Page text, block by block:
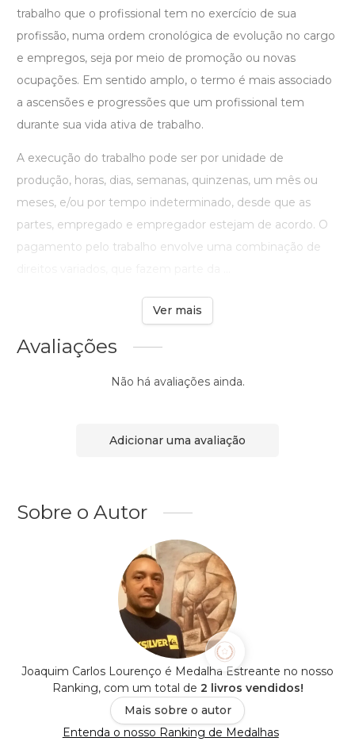
trabalho que o profissional tem no exercício de sua
profissão, numa ordem cronológica de evolução no cargo
e empregos, seja por meio de promoção ou novas
ocupações. Em sentido amplo, o termo é mais associado
a ascensões e progressões que um profissional tem
durante sua vida ativa de trabalho.
A execução do trabalho pode ser por unidade de
produção, horas, dias, semanas, quinzenas, um mês ou
meses, e/ou por tempo indeterminado, desde que as
partes, empregado e empregador estejam de acordo. O
pagamento pelo trabalho envolve uma combinação de
Ver mais
Avaliações
Não há avaliações ainda.
Adicionar uma avaliação
Sobre o Autor
Joaquim Carlos Lourenço é Medalha Estreante no nosso
Ranking, com um total de 2 livros vendidos!
Mais sobre o autor
Entenda o nosso Ranking de Medalhas